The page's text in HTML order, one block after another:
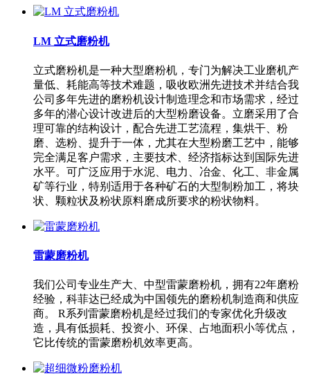
LM 立式磨粉机
立式磨粉机是一种大型磨粉机，专门为解决工业磨机产
量低、耗能高等技术难题，吸收欧洲先进技术并结合我
公司多年先进的磨粉机设计制造理念和市场需求，经过
多年的潜心设计改进后的大型粉磨设备。立磨采用了合
理可靠的结构设计，配合先进工艺流程，集烘干、粉
磨、选粉、提升于一体，尤其在大型粉磨工艺中，能够
完全满足客户需求，主要技术、经济指标达到国际先进
水平。可广泛应用于水泥、电力、冶金、化工、非金属
矿等行业，特别适用于各种矿石的大型制粉加工，将块
状、颗粒状及粉状原料磨成所要求的粉状物料。
雷蒙磨粉机
我们公司专业生产大、中型雷蒙磨粉机，拥有22年磨粉
经验，科菲达已经成为中国领先的磨粉机制造商和供应
商。 R系列雷蒙磨粉机是经过我们的专家优化升级改
造，具有低损耗、投资小、环保、占地面积小等优点，
它比传统的雷蒙磨粉机效率更高。